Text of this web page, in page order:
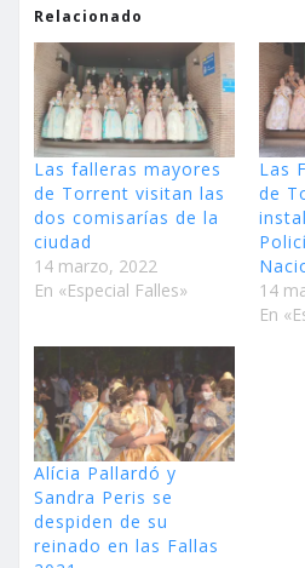
Relacionado
Las falleras mayores
de Torrent visitan las
dos comisarías de la
ciudad
14 marzo, 2022
En «Especial Falles»
Las
de
14
En
Alícia Pallardó y
Sandra Peris se
despiden de su
reinado en las Fallas